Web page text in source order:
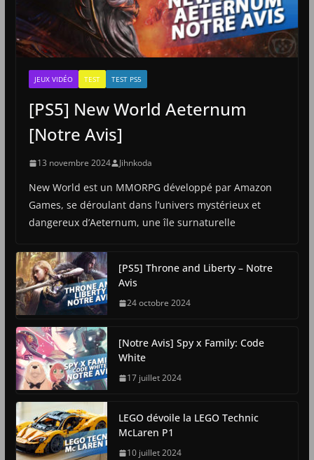
JEUX VIDÉO TEST TEST PS5
[PS5] New World Aeternum
[Notre Avis]
13 novembre 2024 Jihnkoda
New World est un MMORPG développé par Amazon
Games, se déroulant dans l’univers mystérieux et
dangereux d’Aeternum, une île surnaturelle
[PS5] Throne and Liberty – Notre
Avis
24 octobre 2024
[Notre Avis] Spy x Family: Code
White
17 juillet 2024
LEGO dévoile la LEGO Technic
McLaren P1
10 juillet 2024